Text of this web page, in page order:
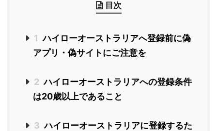
目次
1 ハイローオーストラリアへ登録前に偽
アプリ・偽サイトにご注意を
2 ハイローオーストラリアへの登録条件
は20歳以上であること
3 ハイローオーストラリアに登録するた